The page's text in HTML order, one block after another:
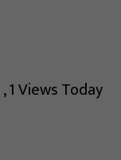
, 1 Views Today